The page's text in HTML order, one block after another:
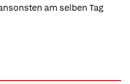
am selben Tag